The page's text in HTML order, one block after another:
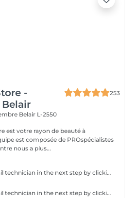
-
253
Belair L-2550
est votre rayon de beauté à
nous a plus...
You can choose the nail technician in the next step by clicking "Select employee". PEDICURE includes: Nail shaping Cuticle care Rough skin and side ridges removal Heels cleaning Buffing If you choose "with SEMI-PERMANENT polish" The semi-permanent polish application is added. If you choose "toes with polish" (no full foot treatment) The semi-permanent or regular polish application is added. NO full feet treatment - without heels cleaning and polish. If you choose "Removal" includes old gel removal only and NO toes and foot treatment.
You can choose the nail technician in the next step by clicking "Select employee". SPA PEDICURE includes: Warm water soak Nail shaping Cuticle care Rough skin and side ridges removal Heels cleaning Buffing If you choose "with SEMI-PERMANENT polish": Semi-permanent polish application is added. If you choose "toes with polish" (no full foot treatment): Semi-permanent or regular polish application is added. No full feet treatment without heels cleaning and polish on skin. If you choose "Removal": Includes old gel removal only no toes or foot treatment.